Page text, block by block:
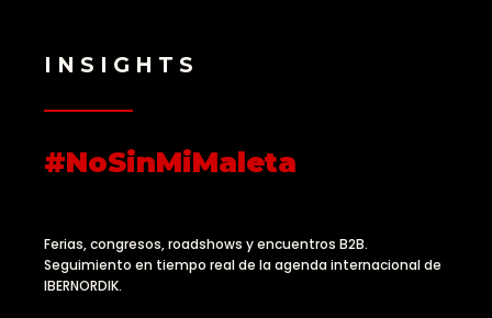
INSIGHTS
#NoSinMiMaleta
Ferias, congresos, roadshows y encuentros B2B.
Seguimiento en tiempo real de la agenda internacional de
IBERNORDIK.